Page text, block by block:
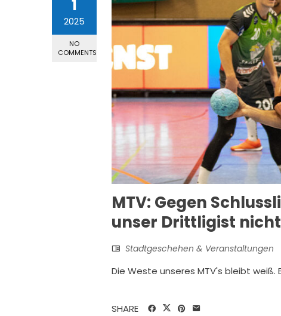
1
2025
NO
COMMENTS
MTV: Gegen
unser Drittligist
Stadtgeschehen & Veranstaltungen
Die Weste unseres MTV's bleibt
SHARE